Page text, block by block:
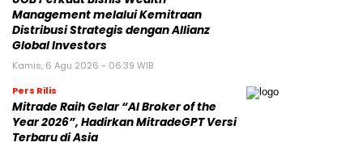
Management melalui Kemitraan
Distribusi Strategis dengan Allianz
Global Investors
Kamis, 6 Agu 2026 - 06:39 WIB
Pers Rilis
Mitrade Raih Gelar “AI Broker of the
Year 2026”, Hadirkan MitradeGPT Versi
Terbaru di Asia